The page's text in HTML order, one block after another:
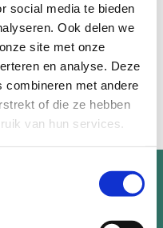
social media te bieden
Ook delen we
site met onze
en analyse. Deze
combineren met andere
of die ze hebben
van hun services.
dat veilige
de klant ervan
zijn gegevens